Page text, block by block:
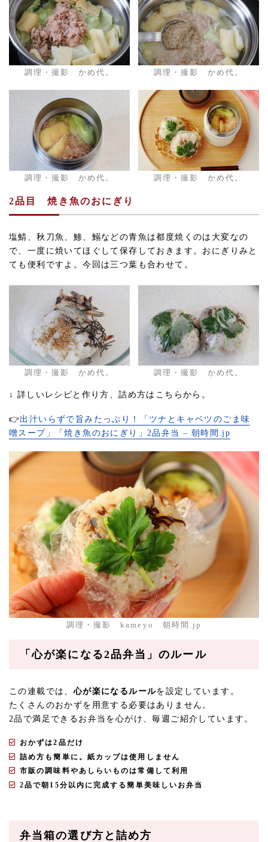
調理・撮影 かめ代。 調理・撮影 かめ代。
調理・撮影 かめ代。 調理・撮影 かめ代。
2品目焼き魚のおにぎり
塩鯖、秋刀魚、鯵、鰯などの青魚は都度焼くのは大変なの
で、一度に焼いてほぐして保存しておきます。おにぎりみと
ても便利ですよ。今回は三つ葉も合わせて。
調理・撮影 かめ代。 調理・撮影 かめ代。
↓ 詳しいレシピと作り方、詰め方はこちらから。
👉出汁いらずで旨みたっぷり！「ツナとキャベツのごま味
噌スープ」「焼き魚のおにぎり」2品弁当 – 朝時間.jp
調理・撮影 kameyo 朝時間.jp
「心が楽になる2品弁当」のルール
この連載では、 心が楽になるルールを設定しています。
たくさんのおかずを用意する必要はありません。
2品で満足できるお弁当を心がけ、毎週ご紹介しています。
おかずは2品だけ
詰め方も簡単に。紙カップは使用しません
市販の調味料やあしらいものは常備して利用
2品で朝15分以内に完成する簡単美味しいお弁当
弁当箱の選び方と詰め方